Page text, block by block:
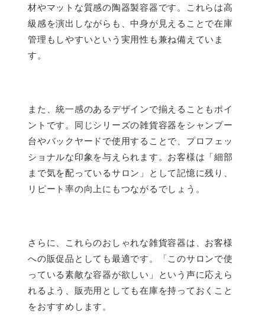
材やマットな質感の陶器製容器です。これらは高
級感を演出しながらも、中身が見えることで在庫
管理もしやすいという実用性も兼ね備えていま
す。
また、統一感のあるデザインで揃えることもポイ
ントです。同じシリーズの雑貨容器をシャンプー
台やバックヤードで使用することで、プロフェッ
ショナルな印象を与えられます。お客様は「細部
まで気を配っているサロン」として記憶に残り、
リピート率の向上にもつながるでしょう。
さらに、これらのおしゃれな雑貨容器は、お客様
への販促品としても最適です。「このサロンで使
っている素敵な容器が欲しい」という声に応えら
れるよう、販売用としても在庫を持っておくこと
をおすすめします。